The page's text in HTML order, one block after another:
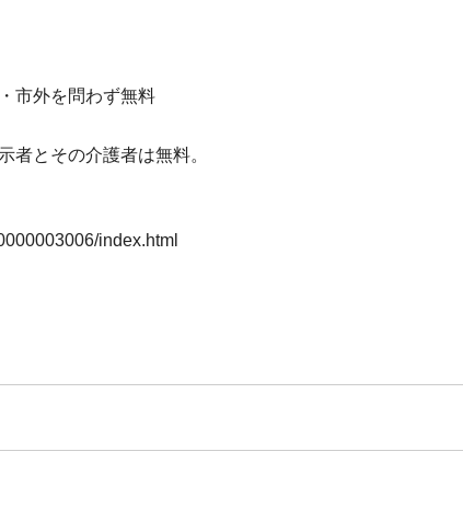
市外を問わず無料
とその介護者は無料。
index.html